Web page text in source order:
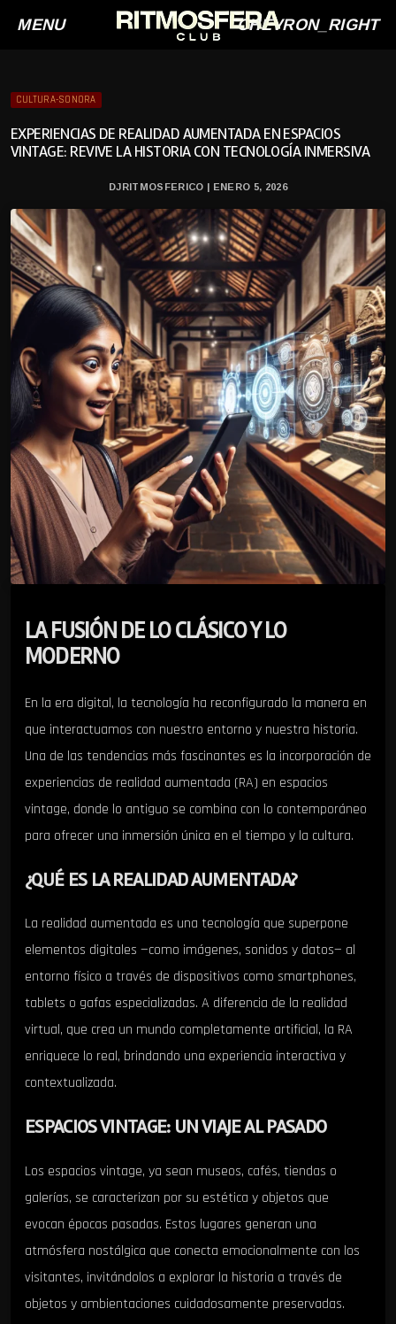
MENU CHEVRON_RIGHT
CULTURA-SONORA
EXPERIENCIAS DE REALIDAD AUMENTADA EN ESPACIOS
VINTAGE: REVIVE LA HISTORIA CON TECNOLOGÍA INMERSIVA
DJRITMOSFERICO | ENERO 5, 2026
LA FUSIÓN DE LO CLÁSICO Y LO
MODERNO
En la era digital, la tecnología ha reconfigurado la manera en
que interactuamos con nuestro entorno y nuestra historia.
Una de las tendencias más fascinantes es la incorporación de
experiencias de realidad aumentada (RA) en espacios
vintage, donde lo antiguo se combina con lo contemporáneo
para ofrecer una inmersión única en el tiempo y la cultura.
¿QUÉ ES LA REALIDAD AUMENTADA?
La realidad aumentada es una tecnología que superpone
elementos digitales —como imágenes, sonidos y datos— al
entorno físico a través de dispositivos como smartphones,
tablets o gafas especializadas. A diferencia de la realidad
virtual, que crea un mundo completamente artificial, la RA
enriquece lo real, brindando una experiencia interactiva y
contextualizada.
ESPACIOS VINTAGE: UN VIAJE AL PASADO
Los espacios vintage, ya sean museos, cafés, tiendas o
galerías, se caracterizan por su estética y objetos que
evocan épocas pasadas. Estos lugares generan una
atmósfera nostálgica que conecta emocionalmente con los
visitantes, invitándolos a explorar la historia a través de
objetos y ambientaciones cuidadosamente preservadas.